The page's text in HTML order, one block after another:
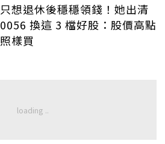
只想退休後穩穩領錢！她出清
0056 換這 3 檔好股：股價高點
照樣買